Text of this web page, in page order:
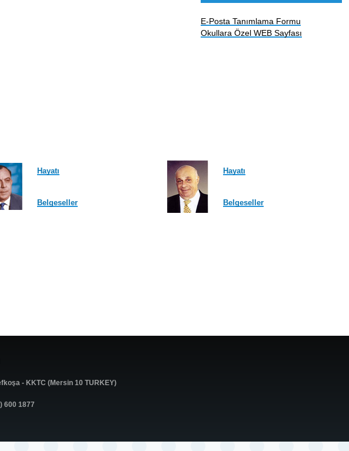
E-Posta Tanımlama Formu
Okullara Özel WEB Sayfası
Hayatı
Belgeseller
Hayatı
Belgeseller
- KKTC (Mersin 10 TURKEY)
600 1877